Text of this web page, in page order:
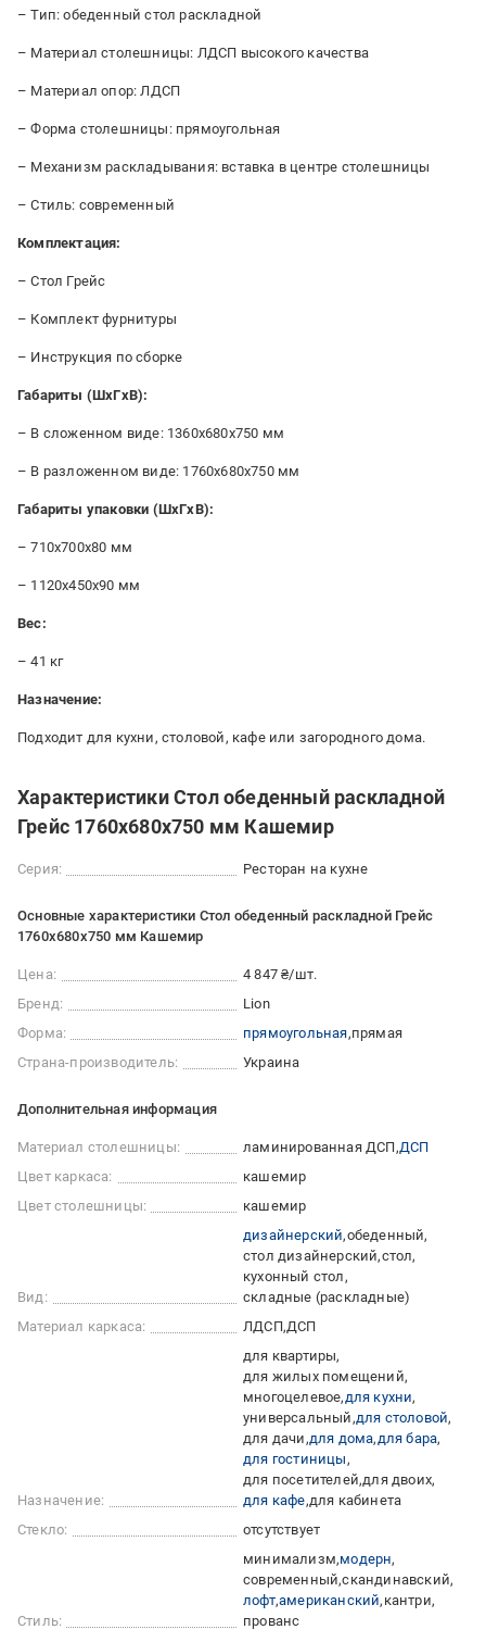
– Тип: обеденный стол раскладной
– Материал столешницы: ЛДСП высокого качества
– Материал опор: ЛДСП
– Форма столешницы: прямоугольная
– Механизм раскладывания: вставка в центре столешницы
– Стиль: современный
Комплектация:
– Стол Грейс
– Комплект фурнитуры
– Инструкция по сборке
Габариты (ШxГxВ):
– В сложенном виде: 1360x680x750 мм
– В разложенном виде: 1760x680x750 мм
Габариты упаковки (ШxГxВ):
– 710x700x80 мм
– 1120x450x90 мм
Вес:
– 41 кг
Назначение:
Подходит для кухни, столовой, кафе или загородного дома.
Характеристики Стол обеденный раскладной
Грейс 1760x680x750 мм Кашемир
Серия: Ресторан на кухне
Основные характеристики Стол обеденный раскладной Грейс
1760x680x750 мм Кашемир
Цена:
4 847 ₴/шт.
Бренд:
Lion
Форма:
прямоугольная прямая
Страна-производитель:
Украина
Дополнительная информация
Материал столешницы: ламинированная ДСП ДСП
Цвет каркаса:
кашемир
Цвет столешницы:
кашемир
Вид:
дизайнерский обеденный
стол дизайнерский стол
кухонный стол
складные (раскладные)
Материал каркаса:
ЛДСП ДСП
Назначение:
для квартиры
для жилых помещений
многоцелевое для кухни
универсальный для столовой
для дачи для дома для бара
для гостиницы
для посетителей для двоих
для кафе для кабинета
Стекло:
отсутствует
Стиль:
минимализм модерн
современный скандинавский
лофт американский кантри
прованс